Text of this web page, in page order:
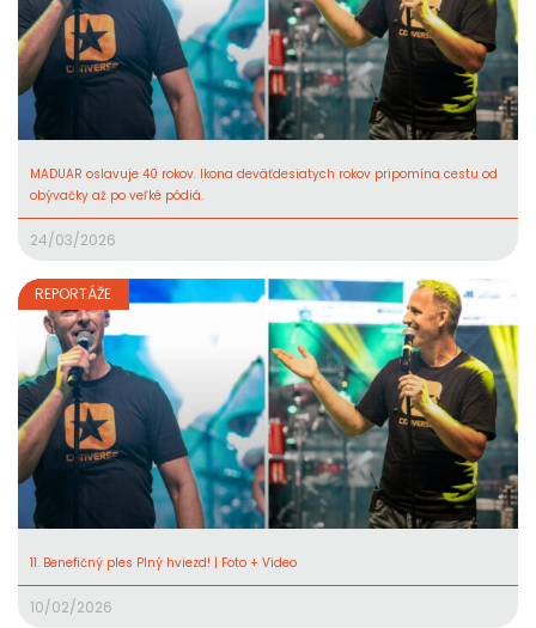
MADUAR oslavuje 40 rokov. Ikona deväťdesiatych rokov pripomína cestu od
obývačky až po veľké pódiá.
24/03/2026
REPORTÁŽE
11. Benefičný ples Plný hviezd! | Foto + Video
10/02/2026